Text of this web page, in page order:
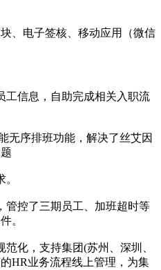
、电子签核、移动应用（微信
工信息，自助完成相关入职流
无序排班功能，解决了丝艾因
管控了三期员工、加班超时等
。
化，支持集团(苏州、深圳、
HR业务流程线上管理，为集